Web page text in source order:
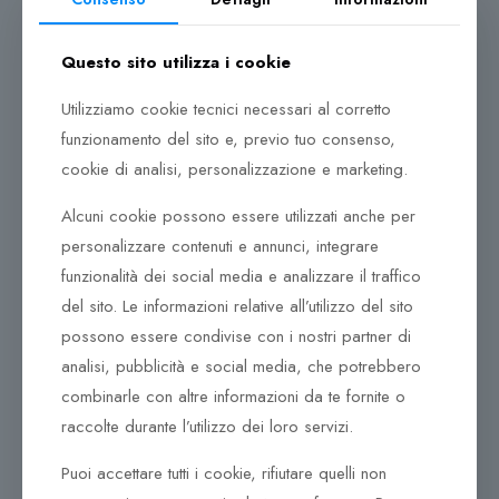
Watch ha sostenuto gli sforzi di questi eroi, fornendo
loro segnatempo senza precedenti per precisione,
design e tecnologia.
Fin dall’inizio a Lancaster, in Pennsylvania, nel 1892,
Hamilton si è fidato per la professionalità e il savoir
faire dei suoi orologiai e per l’accuratezza dei suoi
affidata quasi esclusivamente a loro tra la fine del XIX
e l’inizio del XX secolo .
Quando, durante la prima guerra mondiale, i soldati
hanno richiesto un nuovo tipo di orologio per
cronometrare i movimenti delle truppe, sono stati
adattati gli orologi da tasca per l’uso al polso, il primo
passo di una lunga collaborazione con l’esercito
americano. Questo rapporto è continuato durante la
interrotto tutta la produzione di consumo e, tra il 1942
Questo sito utilizza i cookie
Utilizziamo cookie tecnici necessari al corretto
funzionamento del sito e, previo tuo consenso,
cookie di analisi, personalizzazione e marketing.
Alcuni cookie possono essere utilizzati anche per
personalizzare contenuti e annunci, integrare
funzionalità dei social media e analizzare il traffico
del sito. Le informazioni relative all’utilizzo del sito
possono essere condivise con i nostri partner di
analisi, pubblicità e social media, che potrebbero
combinarle con altre informazioni da te fornite o
raccolte durante l’utilizzo dei loro servizi.
Puoi accettare tutti i cookie, rifiutare quelli non